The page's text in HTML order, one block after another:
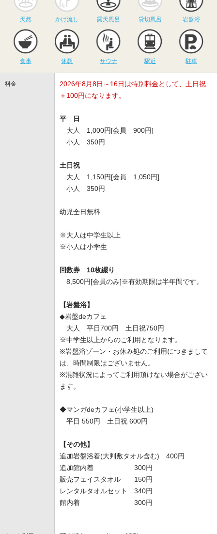
天然 かけ流し 露天風呂 貸切風呂 岩盤浴
食事 休憩
サウナ
サウナ 駅近 駐車
料金
2026年8月8日～16日は特別料金として、土日祝
＋100円になります。
平 日
大人 1,000円[会員 900円]
小人 350円
土日祝
大人 1,150円[会員 1,050円]
小人 350円
幼児全日無料
※大人は中学生以上
※小人は小学生
回数券 10枚綴り
8,500円[会員のみ]※有効期限は半年間です。
【岩盤浴】
◆岩盤deカフェ
大人 平日700円 土日祝750円
※中学生以上からのご利用となります。
※岩盤浴ゾーン・お休み処のご利用につきまして
は、時間制限はございません。
※混雑状況によってご利用頂けない場合がござい
ます。
◆マンガdeカフェ(小学生以上)
平日 550円 土日祝 600円
【その他】
追加岩盤浴着(大判敷タオル含む) 400円
追加館内着 300円
販売フェイスタオル 150円
レンタルタオルセット 340円
館内着 300円